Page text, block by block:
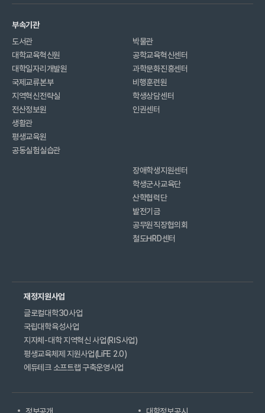
부속기관
도서관
대학교육혁신원
대학일자리개발원
국제교류본부
지역혁신전략실
전산정보원
생활관
평생교육원
공동실험실습관
박물관
공학교육혁신센터
과학문화진흥센터
비행훈련원
학생상담센터
인권센터
장애학생지원센터
학생군사교육단
산학협력단
발전기금
공무원직장협의회
철도HRD센터
재정지원사업
글로컬대학30사업
국립대학육성사업
지자체-대학 지역혁신 사업(RIS사업)
평생교육체제 지원사업(LiFE 2.0)
에듀테크 소프트랩 구축운영사업
정보공개 대학정보공시